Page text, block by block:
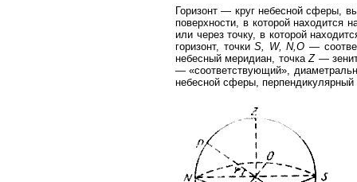
Горизонт — круг небесной сферы,
поверхности, в которой находится
или через точку, в которой
горизонт, точкиS, W, N,O —
небесный меридиан, точкаΖ—
— «соответствующий»,
небесной сферы, перпендикулярный